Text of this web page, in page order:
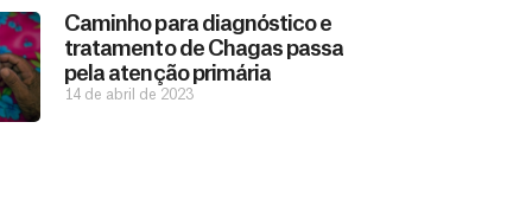
Caminho para diagnóstico e
tratamento de Chagas passa
pela atenção primária
14 de abril de 2023